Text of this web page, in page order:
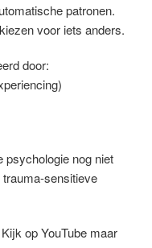
patronen.
voor iets anders.
door:
psychologie nog niet
sensitieve
op YouTube maar